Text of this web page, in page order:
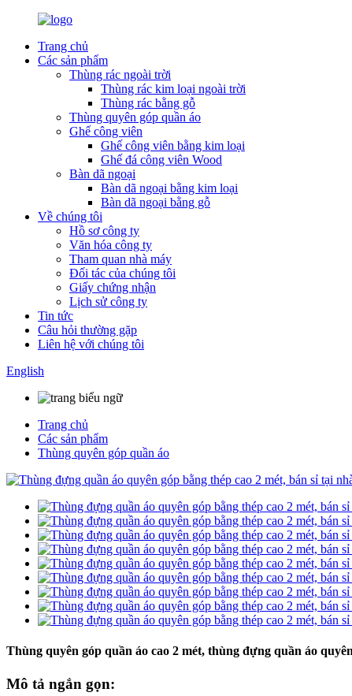
Trang chủ
Các sản phẩm
Thùng rác ngoài trời
Thùng rác kim loại ngoài trời
Thùng rác bằng gỗ
Thùng quyên góp quần áo
Ghế công viên
Ghế công viên bằng kim loại
Ghế đá công viên Wood
Bàn dã ngoại
Bàn dã ngoại bằng kim loại
Bàn dã ngoại bằng gỗ
Về chúng tôi
Hồ sơ công ty
Văn hóa công ty
Tham quan nhà máy
Đối tác của chúng tôi
Giấy chứng nhận
Lịch sử công ty
Tin tức
Câu hỏi thường gặp
Liên hệ với chúng tôi
English
Trang chủ
Các sản phẩm
Thùng quyên góp quần áo
Thùng quyên góp quần áo cao 2 mét, thùng đựng quần áo
Mô tả ngắn gọn: